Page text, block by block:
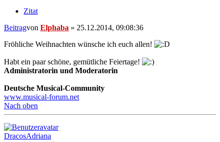
Zitat
Beitragvon Elphaba » 25.12.2014, 09:08:36
Fröhliche Weihnachten wünsche ich euch allen!
Habt ein paar schöne, gemütliche Feiertage!
Administratorin und Moderatorin
Deutsche Musical-Community
www.musical-forum.net
Nach oben
DracosAdriana